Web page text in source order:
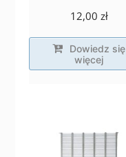
12,00 zł
Dowiedz się
więcej